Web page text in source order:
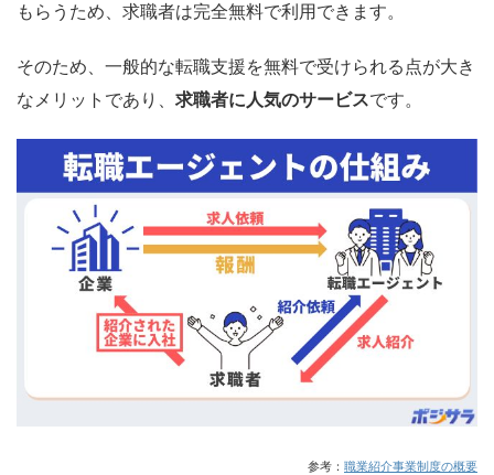
もらうため、求職者は完全無料で利用できます。
そのため、一般的な転職支援を無料で受けられる点が大き
なメリットであり、 求職者に人気のサービスです。
参考： 職業紹介事業制度の概要